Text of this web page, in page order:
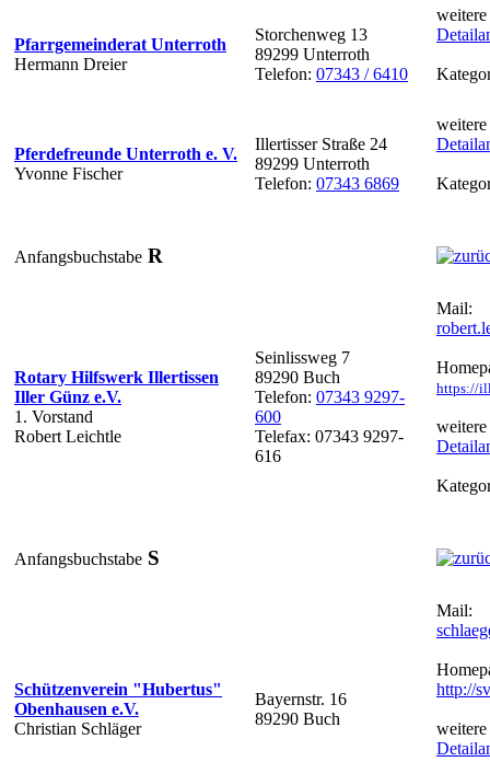
Pfarrgemeinderat Unterroth
Hermann Dreier
Storchenweg 13
89299 Unterroth
Telefon: 07343 / 6410
Pferdefreunde Unterroth e. V.
Yvonne Fischer
Illertisser Straße 24
89299 Unterroth
Telefon: 07343 6869
Anfangsbuchstabe R
Rotary Hilfswerk Illertissen
Iller Günz e.V.
1. Vorstand
Robert Leichtle
Seinlissweg 7
89290 Buch
Telefon: 07343 9297-
600
Telefax: 07343 9297-
616
Mail:
https://
Anfangsbuchstabe S
Schützenverein "Hubertus"
Obenhausen e.V.
Christian Schläger
Bayernstr. 16
89290 Buch
Mail:
http://